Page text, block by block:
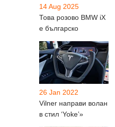
14 Aug 2025
Това розово BMW iX
е българско
26 Jan 2022
Vilner направи волан
в стил ‘Yoke’»